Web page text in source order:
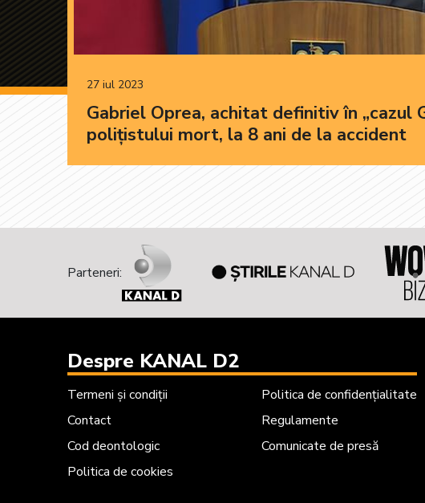
27 iul 2023
Gabriel Oprea, achitat definitiv în „cazul
polițistului mort, la 8 ani de la accident
Parteneri:
Despre KANAL D2
Termeni și condiții
Contact
Cod deontologic
Politica de cookies
Politica de confidențialitate
Regulamente
Comunicate de presă